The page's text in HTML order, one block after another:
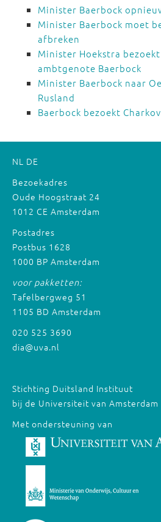
Minister Baerbock
Minister Baerbock moet
afbreken
Minister Hoekstra
ambtgenote Baerbock
Minister Baerbock naar
Rusland
Baerbock bezoekt
NL DE
Bezoekadres
Oude Hoogstraat 24
1012 CE Amsterdam
Postadres
Postbus 1628
1000 BP Amsterdam
voor pakketten:
Tafelbergweg 51
1105 BD Amsterdam
020 525 3690
dia@uva.nl
Stichting Duitsland Instituut
bij de Universiteit van Amsterdam
Met ondersteuning van